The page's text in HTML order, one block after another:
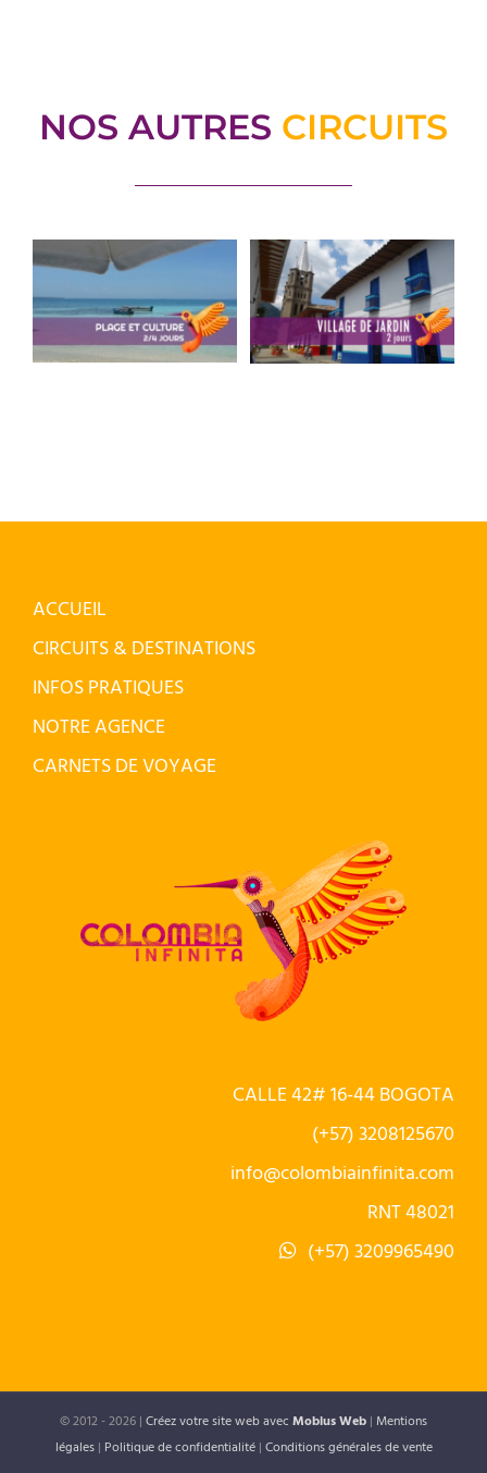
NOS AUTRES CIRCUITS
Plage et
Culture
Village de
Jardin
ACCUEIL
CIRCUITS & DESTINATIONS
INFOS PRATIQUES
NOTRE AGENCE
CARNETS DE VOYAGE
CALLE 42# 16-44 BOGOTA
(+57) 3208125670
info@colombiainfinita.com
RNT 48021
(+57) 3209965490
© 2012 -2026 | Créez votre site web avec Mobius Web | Mentions
légales| Politique de confidentialité| Conditions générales de vente